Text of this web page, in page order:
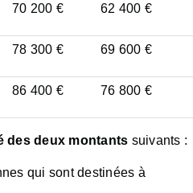
70 200 € 62 400 €
78 300 € 69 600 €
86 400 € 76 800 €
des deux montants suivants :
qui sont destinées à